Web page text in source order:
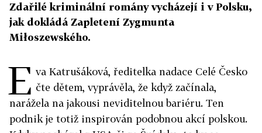
Zdařilé kriminální romány vycházejí i v Polsku,
jak dokládá Zapletení Zygmunta
Miłoszewského.
E va Katrušáková, ředitelka nadace Celé Česko
čte dětem, vyprávěla, že když začínala,
narážela na jakousi neviditelnou bariéru. Ten
podnik je totiž inspirován podobnou akcí polskou.